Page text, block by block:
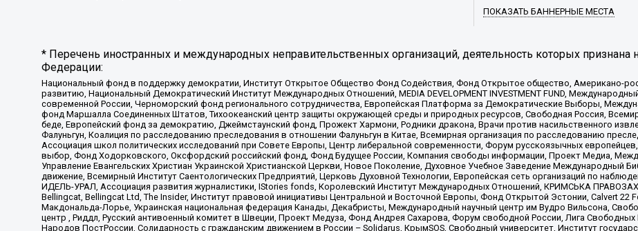
ПОКАЗАТЬ БАННЕРНЫЕ МЕСТА
* Перечень иностранных и международных неправительственных организаций, деятельность которых признана
Федерации:
Национальный фонд в поддержку демократии, Институт Открытое Общество Фонд Содействия, Фонд Открытое общество, Американо-
развитию, Национальный Демократический Институт Международных Отношений, MEDIA DEVELOPMENT INVESTMENT FUND,
современной России, Черноморский фонд регионального сотрудничества, Европейская Платформа за Демократические Выборы,
фонд Маршалла Соединенных Штатов, Тихоокеанский центр защиты окружающей среды и природных ресурсов, Свободная Россия,
беде, Европейский фонд за демократию, Джеймстаунский фонд, Прожект Хармони, Родники дракона, Врачи против насильственного
Фалуньгун, Коалиция по расследованию преследования в отношении Фалуньгун в Китае, Всемирная организация по расследованию
Ассоциация школ политических исследований при Совете Европы, Центр либеральной современности, Форум русскоязычных
выбор, Фонд Ходорковского, Оксфордский российский фонд, Фонд Будущее России, Компания свободы информации, Проект Медиа,
Управление Евангельских Христиан Украинской Христианской Церкви, Новое Поколение, Духовное Учебное Заведение Международный
движение, Всемирный Институт Саентологических Предприятий, Церковь Духовной Технологии, Европейская сеть организаций по
ИДЕЛЬ-УРАЛ, Ассоциация развития журналистики, IStories fonds, Королевский Институт Международных Отношений, КРИМСЬКА
Bellingcat, Bellingcat Ltd, The Insider, Институт правовой инициативы Центральной и Восточной Европы, Фонд Открытой Эстонии, Calvert 22
Макдональда-Лорье, Украинская национальная федерация Канады, Декабристы, Международный научный центр им Вудро Вильсона,
центр , Риддл, Русский антивоенный комитет в Швеции, Проект Медуза, Фонд Андрея Сахарова, Форум свободной России, Лига
Народов ПостРоссии, Солидарность с гражданским движением в России – Solidarus, КрымSOS, Свободный университет, Институт